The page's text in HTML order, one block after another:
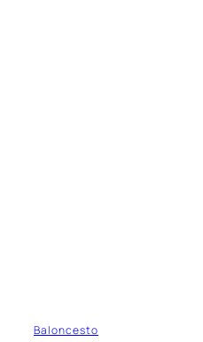
Baloncesto